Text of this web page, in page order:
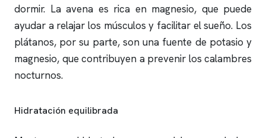
dormir. La avena es rica en magnesio, que puede
ayudar a relajar los músculos y facilitar el sueño. Los
plátanos, por su parte, son una fuente de potasio y
magnesio, que contribuyen a prevenir los calambres
nocturnos.
Hidratación equilibrada